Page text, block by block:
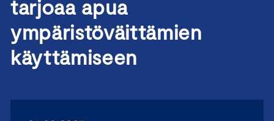
tarjoaa apua
ympäristöväittämien
käyttämiseen